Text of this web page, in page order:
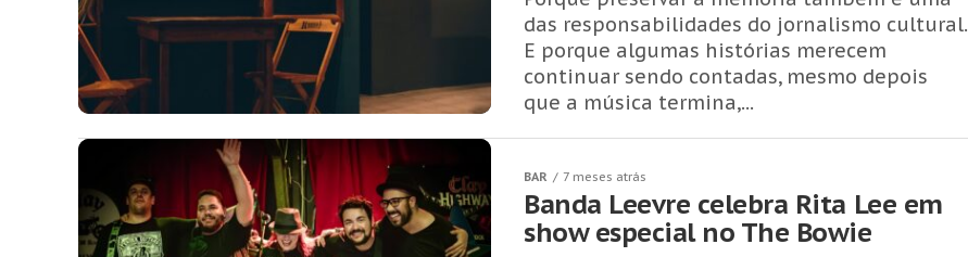
das responsabilidades do jornalismo cultural.
E porque algumas histórias merecem
continuar sendo contadas, mesmo depois
que a música termina,...
BAR 7 meses atrás
Banda Leevre celebra Rita Lee em
show especial no The Bowie